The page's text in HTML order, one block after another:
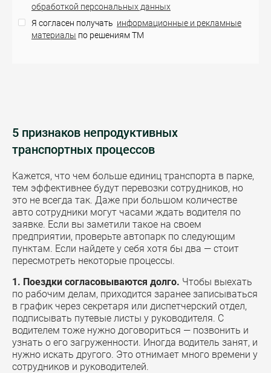
обработкой персональных данных
Я согласен получать информационные и рекламные
материалы по решениям ТМ
5 признаков непродуктивных
транспортных процессов
Кажется, что чем больше единиц транспорта в парке,
тем эффективнее будут перевозки сотрудников, но
это не всегда так. Даже при большом количестве
авто сотрудники могут часами ждать водителя по
заявке. Если вы заметили такое на своем
предприятии, проверьте автопарк по следующим
пунктам. Если найдете у себя хотя бы два — стоит
пересмотреть некоторые процессы.
1. Поездки согласовываются долго. Чтобы выехать
по рабочим делам, приходится заранее записываться
в график через секретаря или диспетчерский отдел,
подписывать путевые листы у руководителя. С
водителем тоже нужно договориться — позвонить и
узнать о его загруженности. Иногда водитель занят, и
нужно искать другого. Это отнимает много времени у
сотрудников и руководителей.